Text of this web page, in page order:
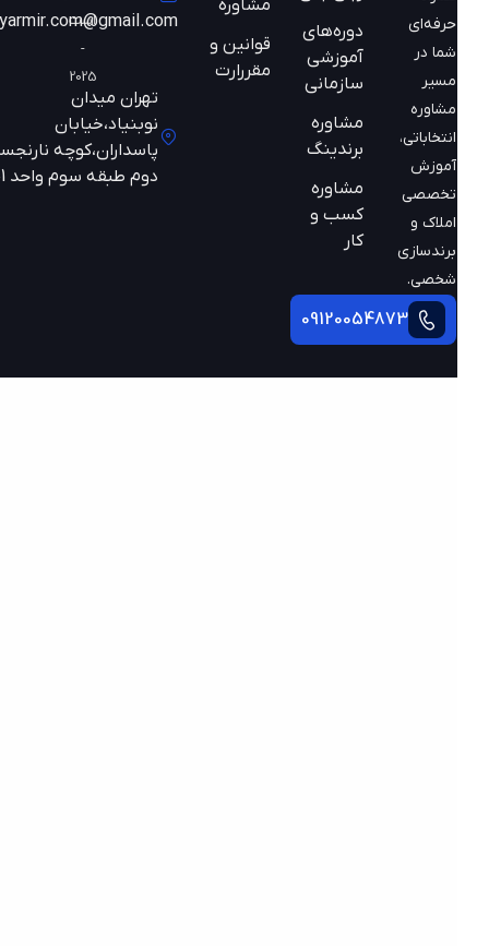
حرفه‌ای
شما در
مسیر
مشاوره
انتخاباتی،
آموزش
تخصصی
املاک و
برندسازی
شخصی.
09120054873
دوره‌های
آموزشی
سازمانی
مشاوره
برندینگ
مشاوره
کسب و
مشاوره
قوانین و
مقررارت
mazyarmir.com@gmail.com
تهران میدان
نوبنیاد،خیابان
پاسداران،کوچه نارنجستان
دوم طبقه سوم واحد 301
است